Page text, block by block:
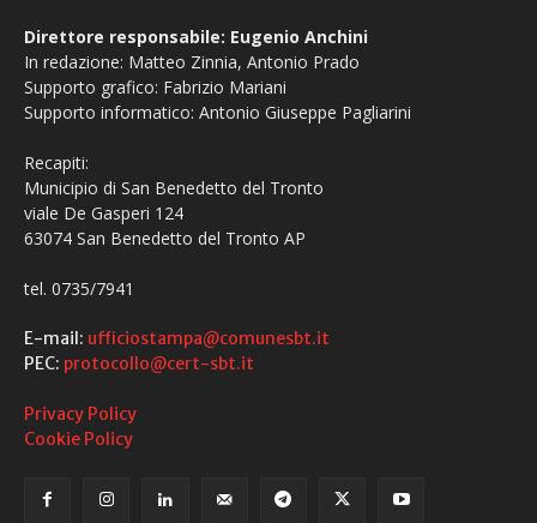
Direttore responsabile: Eugenio Anchini
In redazione: Matteo Zinnia, Antonio Prado
Supporto grafico: Fabrizio Mariani
Supporto informatico: Antonio Giuseppe Pagliarini
Recapiti:
Municipio di San Benedetto del Tronto
viale De Gasperi 124
63074 San Benedetto del Tronto AP
tel. 0735/7941
E-mail: ufficiostampa@comunesbt.it
PEC: protocollo@cert-sbt.it
Privacy Policy
Cookie Policy